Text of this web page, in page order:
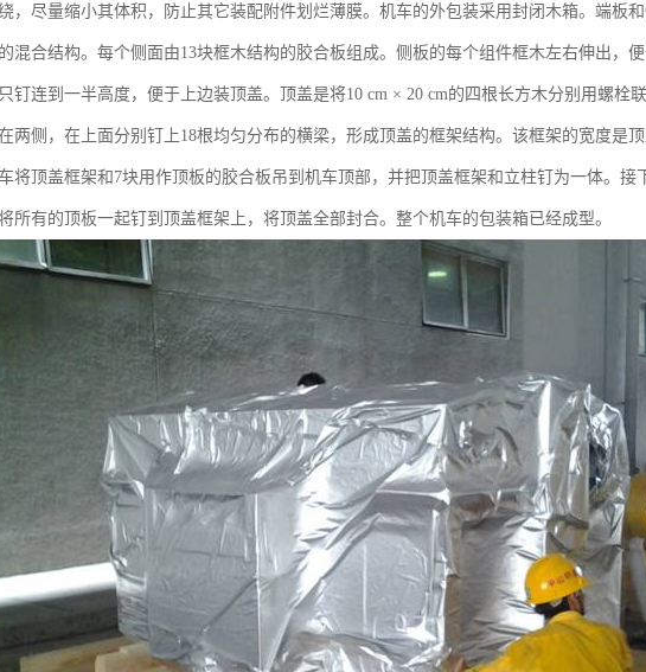
，尽量缩小其体积，防止其它装配附件划烂薄膜。机车的外包装采用封闭木箱。端板
混合结构。每个侧面由13块框木结构的胶合板组成。侧板的每个组件框木左右伸出，
钉连到一半高度，便于上边装顶盖。顶盖是将10 cm × 20 cm的四根长方木分别用螺栓
两侧，在上面分别钉上18根均匀分布的横梁，形成顶盖的框架结构。该框架的宽度是
将顶盖框架和7块用作顶板的胶合板吊到机车顶部，并把顶盖框架和立柱钉为一体。接
所有的顶板一起钉到顶盖框架上，将顶盖全部封合。整个机车的包装箱已经成型。